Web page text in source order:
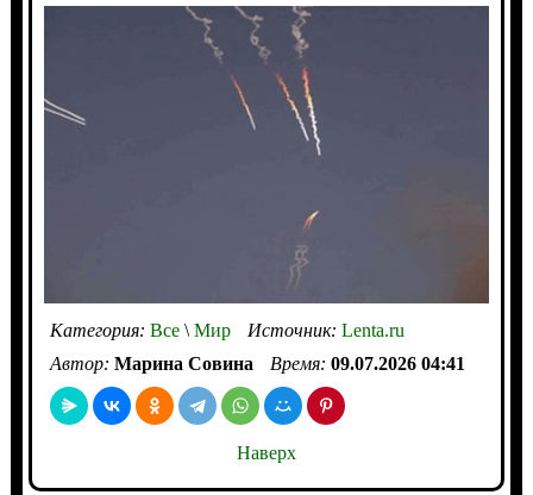
Категория: Все\Мир Источник: Lenta.ru
Автор: Марина Совина Время: 09.07.2026 04:41
Наверх